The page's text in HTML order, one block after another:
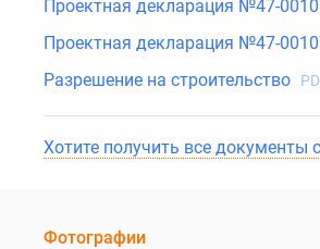
Проектная декларация №47-
Проектная декларация №47-
Разрешение на строительство
Хотите получить все документы
Фотографии